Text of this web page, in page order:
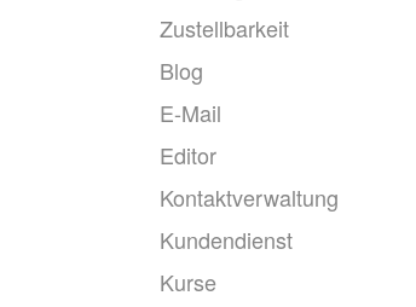
Zustellbarkeit
Blog
E-Mail
Editor
Kontaktverwaltung
Kundendienst
Kurse